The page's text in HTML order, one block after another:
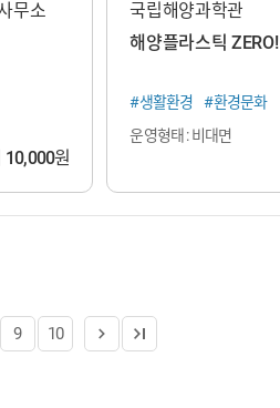
무소
10,000원
국립해양과학관
해양플라스틱 ZERO!
#생활환경
#환경문화
운영형태 : 비대면
9 10